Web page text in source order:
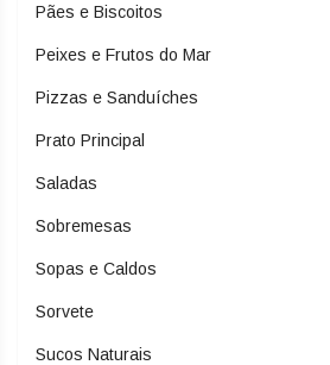
Pães e Biscoitos
Peixes e Frutos do Mar
Pizzas e Sanduíches
Prato Principal
Saladas
Sobremesas
Sopas e Caldos
Sorvete
Sucos Naturais